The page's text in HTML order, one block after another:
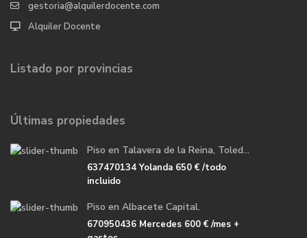
gestoria@alquilerdocente.com
Alquiler Docente
Listado por provincias
Últimas propiedades
Piso en Talavera de la Reina, Toled...
637470134 Yolanda 650 €/todo
incluido
Piso en Albacete Capital.
670950436 Mercedes 600 €/mes +